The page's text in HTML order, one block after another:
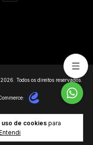
de cookiespara
Todos os direitos reservados.